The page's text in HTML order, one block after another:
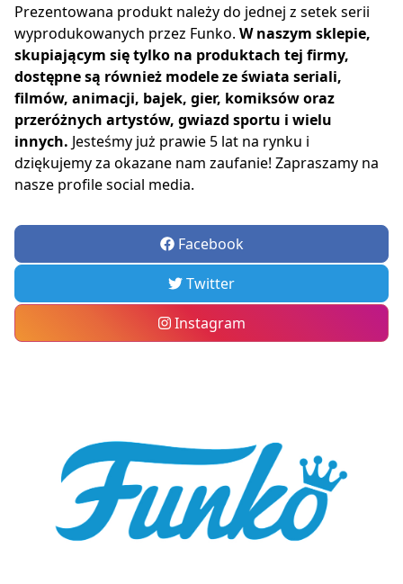
Prezentowana produkt należy do jednej z setek serii
wyprodukowanych przez Funko. W naszym sklepie,
skupiającym się tylko na produktach tej firmy,
dostępne są również modele ze świata seriali,
filmów, animacji, bajek, gier, komiksów oraz
przeróżnych artystów, gwiazd sportu i wielu
innych. Jesteśmy już prawie 5 lat na rynku i
dziękujemy za okazane nam zaufanie! Zapraszamy na
nasze profile social media.
Facebook
Twitter
Instagram